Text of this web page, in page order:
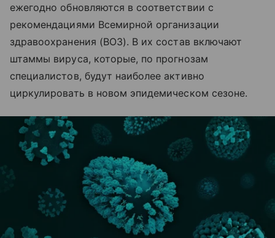
ежегодно обновляются в соответствии с
рекомендациями Всемирной организации
здравоохранения (ВОЗ). В их состав включают
штаммы вируса, которые, по прогнозам
специалистов, будут наиболее активно
циркулировать в новом эпидемическом сезоне.